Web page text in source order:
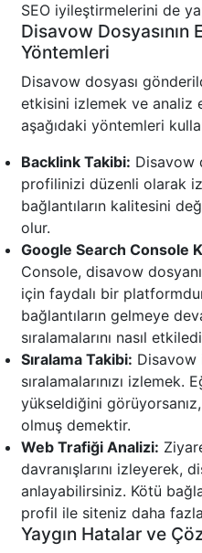
SEO iyileştirmelerini de
Disavow Dosyasının
Yöntemleri
Disavow dosyası
etkisini izlemek ve analiz
aşağıdaki yöntemleri
Backlink Takibi: Disavow
profilinizi düzenli olarak
bağlantıların kalitesini
olur.
Google Search Console
Console, disavow
için faydalı bir
bağlantıların gelmeye
sıralamalarını nasıl
Sıralama Takibi: Disavow
sıralamalarınızı izlemek.
yükseldiğini
olmuş demektir.
Web Trafiği Analizi:
davranışlarını izleyerek,
anlayabilirsiniz. Kötü
profil ile siteniz daha
Yaygın Hatalar ve